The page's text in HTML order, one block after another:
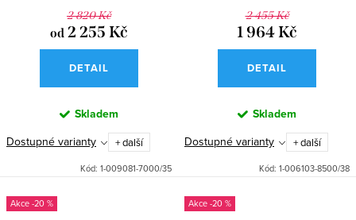
2 820 Kč
od 2 255 Kč
DETAIL
Skladem
Dostupné varianty
+ další
Kód: 1-009081-7000/35
2 455 Kč
1 964 Kč
DETAIL
Skladem
Dostupné varianty
+ další
Kód: 1-006103-8500/38
-20 % -20 %